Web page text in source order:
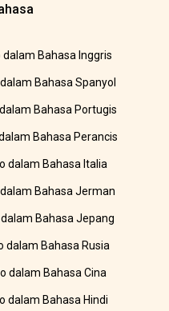
Bahasa Inggris
Bahasa Spanyol
Bahasa Portugis
Bahasa Perancis
dalam Bahasa Italia
Bahasa Jerman
Bahasa Jepang
dalam Bahasa Rusia
dalam Bahasa Cina
dalam Bahasa Hindi